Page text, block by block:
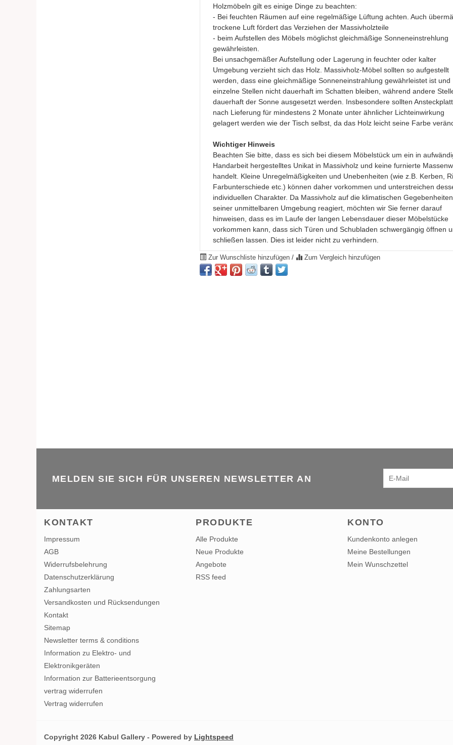
Holzmöbeln gilt es einige Dinge zu beachten:
- Bei feuchten Räumen auf eine regelmäßige Lüftung achten. Auch
trockene Luft fördert das Verziehen der Massivholzteile
- beim Aufstellen des Möbels möglichst gleichmäßige Sonneneinstrehlung
gewährleisten.
Bei unsachgemäßer Aufstellung oder Lagerung in feuchter oder kalter
Umgebung verzieht sich das Holz. Massivholz-Möbel sollten so aufgestellt
werden, dass eine gleichmäßige Sonneneinstrahlung gewährleistet ist und
einzelne Stellen nicht dauerhaft im Schatten bleiben, während andere
dauerhaft der Sonne ausgesetzt werden. Insbesondere sollten
nach Lieferung für mindestens 2 Monate unter ähnlicher Lichteinwirkung
gelagert werden wie der Tisch selbst, da das Holz leicht seine Farbe
Wichtiger Hinweis
Beachten Sie bitte, dass es sich bei diesem Möbelstück um ein in
Handarbeit hergestelltes Unikat in Massivholz und keine furnierte
handelt. Kleine Unregelmäßigkeiten und Unebenheiten (wie z.B. Kerben,
Farbunterschiede etc.) können daher vorkommen und unterstreichen
individuellen Charakter. Da Massivholz auf die klimatischen Gegebenheiten
seiner unmittelbaren Umgebung reagiert, möchten wir Sie ferner darauf
hinweisen, dass es im Laufe der langen Lebensdauer dieser Möbelstücke
vorkommen kann, dass sich Türen und Schubladen schwergängig öffnen
schließen lassen. Dies ist leider nicht zu verhindern.
Zur Wunschliste hinzufügen / Zum Vergleich hinzufügen
MELDEN SIE SICH FÜR UNSEREN NEWSLETTER AN
KONTAKT
Impressum
AGB
Widerrufsbelehrung
Datenschutzerklärung
Zahlungsarten
Versandkosten und Rücksendungen
Kontakt
Sitemap
Newsletter terms & conditions
Information zu Elektro- und
Elektronikgeräten
Information zur Batterieentsorgung
vertrag widerrufen
Vertrag widerrufen
PRODUKTE
Alle Produkte
Neue Produkte
Angebote
RSS feed
KONTO
Kundenkonto anlegen
Meine Bestellungen
Mein Wunschzettel
Copyright 2026 Kabul Gallery - Powered by Lightspeed